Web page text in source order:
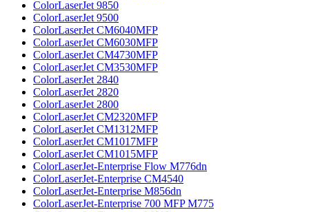
ColorLaserJet 9850
ColorLaserJet 9500
ColorLaserJet CM6040MFP
ColorLaserJet CM6030MFP
ColorLaserJet CM4730MFP
ColorLaserJet CM3530MFP
ColorLaserJet 2840
ColorLaserJet 2820
ColorLaserJet 2800
ColorLaserJet CM2320MFP
ColorLaserJet CM1312MFP
ColorLaserJet CM1017MFP
ColorLaserJet CM1015MFP
ColorLaserJet-Enterprise Flow M776dn
ColorLaserJet-Enterprise CM4540
ColorLaserJet-Enterprise M856dn
ColorLaserJet-Enterprise 700 MFP M775